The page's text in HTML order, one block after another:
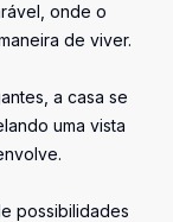
onde o
de viver.
a casa se
uma vista
possibilidades